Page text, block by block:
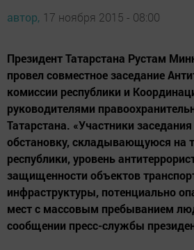
автор, 17 ноября 2015 - 08:00
Президент Татарстана Рустам
провел совместное заседание
комиссии республики и
руководителями
Татарстана. «Участники
обстановку, складывающуюся на
республики, уровень
защищенности объектов
инфраструктуры, потенциально
мест с массовым пребыванием
сообщении пресс-службы